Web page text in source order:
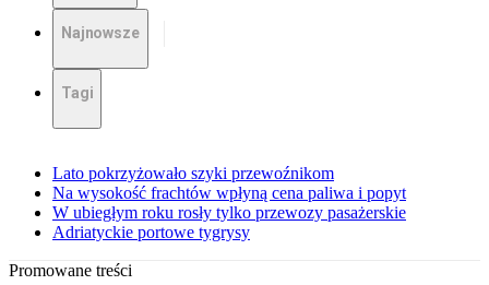
Najnowsze
Tagi
Lato pokrzyżowało szyki przewoźnikom
Na wysokość frachtów wpłyną cena paliwa i popyt
W ubiegłym roku rosły tylko przewozy pasażerskie
Adriatyckie portowe tygrysy
Promowane treści